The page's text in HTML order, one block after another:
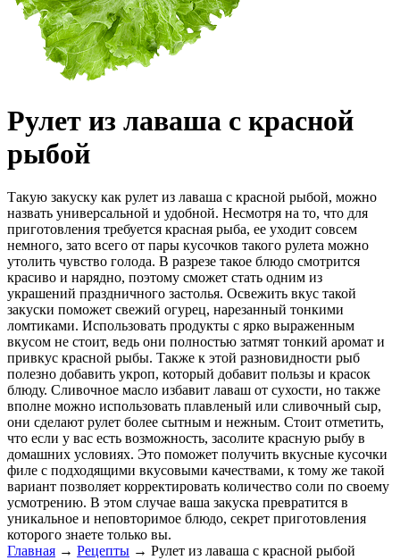
Рулет из лаваша с красной
рыбой
Такую закуску как рулет из лаваша с красной рыбой, можно
назвать универсальной и удобной. Несмотря на то, что для
приготовления требуется красная рыба, ее уходит совсем
немного, зато всего от пары кусочков такого рулета можно
утолить чувство голода. В разрезе такое блюдо смотрится
красиво и нарядно, поэтому сможет стать одним из
украшений праздничного застолья. Освежить вкус такой
закуски поможет свежий огурец, нарезанный тонкими
ломтиками. Использовать продукты с ярко выраженным
вкусом не стоит, ведь они полностью затмят тонкий аромат и
привкус красной рыбы. Также к этой разновидности рыб
полезно добавить укроп, который добавит пользы и красок
блюду. Сливочное масло избавит лаваш от сухости, но также
вполне можно использовать плавленый или сливочный сыр,
они сделают рулет более сытным и нежным. Стоит отметить,
что если у вас есть возможность, засолите красную рыбу в
домашних условиях. Это поможет получить вкусные кусочки
филе с подходящими вкусовыми качествами, к тому же такой
вариант позволяет корректировать количество соли по своему
усмотрению. В этом случае ваша закуска превратится в
уникальное и неповторимое блюдо, секрет приготовления
которого знаете только вы.
Главная → Рецепты → Рулет из лаваша с красной рыбой